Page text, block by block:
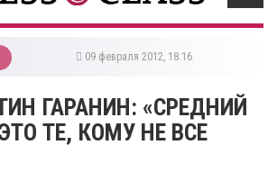
09 февраля 2012, 18:16
ГАРАНИН: «СРЕДНИЙ
ТЕ, КОМУ НЕ ВСЕ